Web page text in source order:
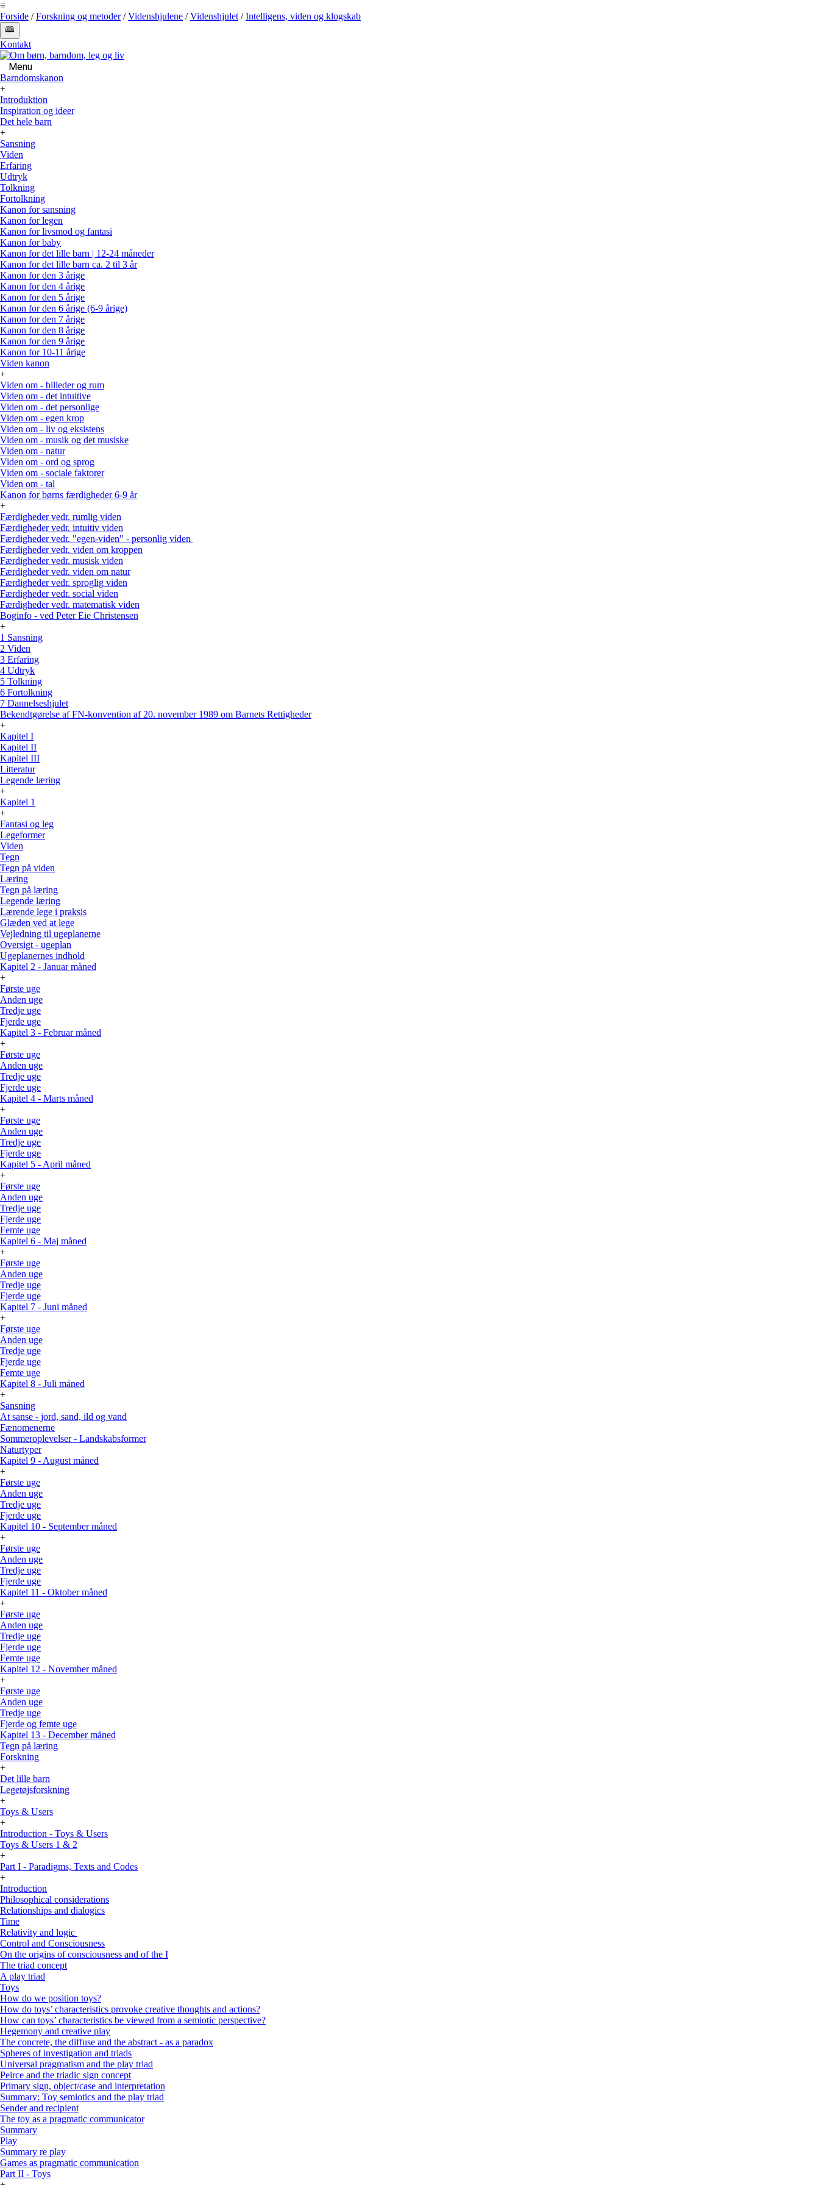
≡
Forside /Forskning og metoder/Videnshjulene /Videnshjulet /Intelligens, viden og klogskab
🕮
Kontakt
Menu
Barndomskanon
+
Introduktion
Inspiration og ideer
Det hele barn
+
Sansning
Viden
Erfaring
Udtryk
Tolkning
Fortolkning
Kanon for sansning
Kanon for legen
Kanon for livsmod og fantasi
Kanon for baby
Kanon for det lille barn | 12-24 måneder
Kanon for det lille barn ca. 2 til 3 år
Kanon for den 3 årige
Kanon for den 4 årige
Kanon for den 5 årige
Kanon for den 6 årige (6-9 årige)
Kanon for den 7 årige
Kanon for den 8 årige
Kanon for den 9 årige
Kanon for 10-11 årige
Viden kanon
+
Viden om - billeder og rum
Viden om - det intuitive
Viden om - det personlige
Viden om - egen krop
Viden om - liv og eksistens
Viden om - musik og det musiske
Viden om - natur
Viden om - ord og sprog
Viden om - sociale faktorer
Viden om - tal
Kanon for børns færdigheder 6-9 år
+
Færdigheder vedr. rumlig viden
Færdigheder vedr. intuitiv viden
Færdigheder vedr. "egen-viden" - personlig viden
Færdigheder vedr. viden om kroppen
Færdigheder vedr. musisk viden
Færdigheder vedr. viden om natur
Færdigheder vedr. sproglig viden
Færdigheder vedr. social viden
Færdigheder vedr. matematisk viden
Boginfo - ved Peter Eie Christensen
+
1 Sansning
2 Viden
3 Erfaring
4 Udtryk
5 Tolkning
6 Fortolkning
7 Dannelseshjulet
Bekendtgørelse af FN-konvention af 20. november 1989 om Barnets Rettigheder
+
Kapitel I
Kapitel II
Kapitel III
Litteratur
Legende læring
+
Kapitel 1
+
Fantasi og leg
Legeformer
Viden
Tegn
Tegn på viden
Læring
Tegn på læring
Legende læring
Lærende lege i praksis
Glæden ved at lege
Vejledning til ugeplanerne
Oversigt - ugeplan
Ugeplanernes indhold
Kapitel 2 - Januar måned
+
Første uge
Anden uge
Tredje uge
Fjerde uge
Kapitel 3 - Februar måned
+
Første uge
Anden uge
Tredje uge
Fjerde uge
Kapitel 4 - Marts måned
+
Første uge
Anden uge
Tredje uge
Fjerde uge
Kapitel 5 - April måned
+
Første uge
Anden uge
Tredje uge
Fjerde uge
Femte uge
Kapitel 6 - Maj måned
+
Første uge
Anden uge
Tredje uge
Fjerde uge
Kapitel 7 - Juni måned
+
Første uge
Anden uge
Tredje uge
Fjerde uge
Femte uge
Kapitel 8 - Juli måned
+
Sansning
At sanse - jord, sand, ild og vand
Fænomenerne
Sommeroplevelser - Landskabsformer
Naturtyper
Kapitel 9 - August måned
+
Første uge
Anden uge
Tredje uge
Fjerde uge
Kapitel 10 - September måned
+
Første uge
Anden uge
Tredje uge
Fjerde uge
Kapitel 11 - Oktober måned
+
Første uge
Anden uge
Tredje uge
Fjerde uge
Femte uge
Kapitel 12 - November måned
+
Første uge
Anden uge
Tredje uge
Fjerde og femte uge
Kapitel 13 - December måned
Tegn på læring
Forskning
+
Det lille barn
Legetøjsforskning
+
Toys & Users
+
Introduction - Toys & Users
Toys & Users 1 & 2
+
Part I - Paradigms, Texts and Codes
+
Introduction
Philosophical considerations
Relationships and dialogics
Time
Relativity and logic
Control and Consciousness
On the origins of consciousness and of the I
The triad concept
A play triad
Toys
How do we position toys?
How do toys’ characteristics provoke creative thoughts and actions?
How can toys’ characteristics be viewed from a semiotic perspective?
Hegemony and creative play
The concrete, the diffuse and the abstract - as a paradox
Spheres of investigation and triads
Universal pragmatism and the play triad
Peirce and the triadic sign concept
Primary sign, object/case and interpretation
Summary: Toy semiotics and the play triad
Sender and recipient
The toy as a pragmatic communicator
Summary
Play
Summary re play
Games as pragmatic communication
Part II - Toys